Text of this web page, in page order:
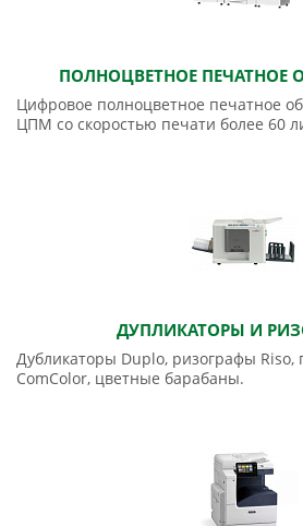
ПОЛНОЦВЕТНОЕ ПЕЧАТНОЕ
Цифровое полноцветное печатное
ЦПМ со скоростью печати более 60
ДУПЛИКАТОРЫ И
Дубликаторы Duplo, ризографы Riso,
ComColor, цветные барабаны.